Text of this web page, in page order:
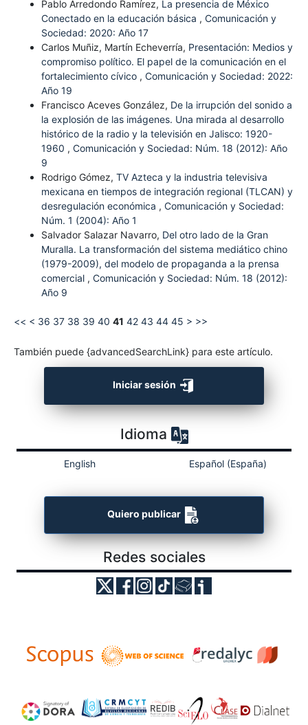
Pablo Arredondo Ramírez, La presencia de México
Conectado en la educación básica , Comunicación y
Sociedad: 2020: Año 17
Carlos Muñiz, Martín Echeverría, Presentación: Medios y
compromiso político. El papel de la comunicación en el
fortalecimiento cívico , Comunicación y Sociedad: 2022:
Año 19
Francisco Aceves González, De la irrupción del sonido a
la explosión de las imágenes. Una mirada al desarrollo
histórico de la radio y la televisión en Jalisco: 1920-
1960 , Comunicación y Sociedad: Núm. 18 (2012): Año
9
Rodrigo Gómez, TV Azteca y la industria televisiva
mexicana en tiempos de integración regional (TLCAN) y
desregulación económica , Comunicación y Sociedad:
Núm. 1 (2004): Año 1
Salvador Salazar Navarro, Del otro lado de la Gran
Muralla. La transformación del sistema mediático chino
(1979-2009), del modelo de propaganda a la prensa
comercial , Comunicación y Sociedad: Núm. 18 (2012):
Año 9
<< < 36 37 38 39 40 41 42 43 44 45 > >>
También puede {advancedSearchLink} para este artículo.
Iniciar sesión
Idioma
English Español (España)
Quiero publicar
Redes sociales